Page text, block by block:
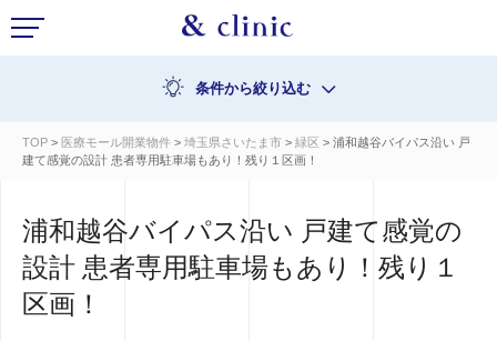
条件から絞り込む
TOP > 医療モール開業物件 > 埼玉県さいたま市 > 緑区 > 浦和越谷バイパス沿い 戸
建て感覚の設計 患者専用駐車場もあり！残り１区画！
浦和越谷バイパス沿い 戸建て感覚の
設計 患者専用駐車場もあり！残り１
区画！